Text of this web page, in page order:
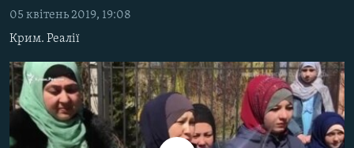
Перейти
до
ПОГЛЯД
ІНТЕРВ'Ю
ВСЕ ЗА ДЕНЬ
СПЕЦПРОЕКТИ
ДЕПОРТАЦІЯ
ЯК ОБІЙТИ БЛОКУВАННЯ
05 квітень 2019, 19:08
Крим. Реалії